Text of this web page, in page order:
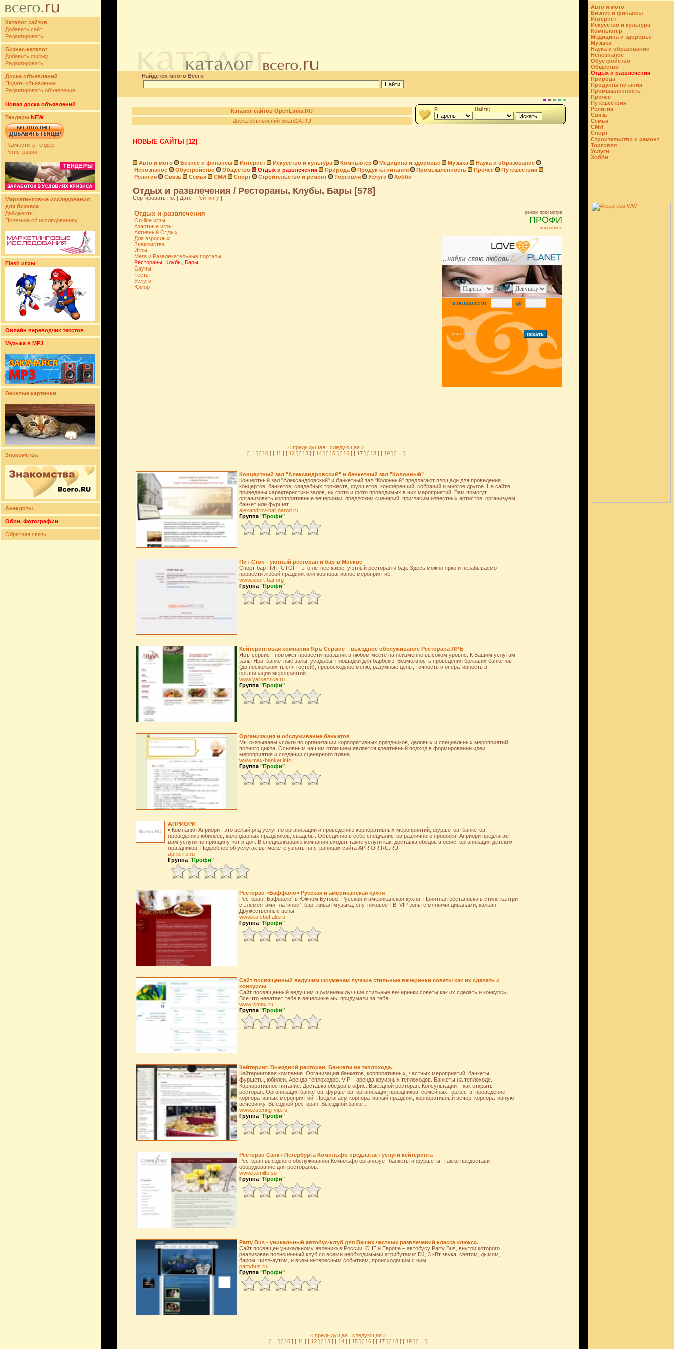
Каталог сайтов
Добавить сайт
Редактировать
Бизнес-каталог
Добавить фирму
Редактировать
Доска объявлений
Подать объявление
Редактировать объявление
Новая доска объявлений
Тендеры NEW
Разместить тендер
Регистрация
Маркетинговые исследования
для бизнеса
Дайджесты
Полезное об исследованиях
Flash игры
Онлайн переводчик текстов
Музыка в MP3
Веселые картинки
Знакомства
Анекдоты
Обои. Фотографии
Обратная связь
Авто и мото
Бизнес и финансы
Интернет
Искусство и культура
Компьютер
Медицина и здоровье
Музыка
Наука и образование
Непознаное
Обустройство
Общество
Отдых и развлечения
Природа
Продукты питания
Промышленность
Прочее
Путешествия
Религия
Связь
Семья
СМИ
Спорт
Строительство и ремонт
Торговля
Услуги
Хобби
Найдется много Всего
Каталог сайтов OpenLinks.RU
Доска объявлений Board24.RU
Я: Найти:
НОВЫЕ САЙТЫ [12]
Авто и мото Бизнес и финансы Интернет Искусство и культура Компьютер Медицина и здоровье Музыка
Наука и образование
Непознаное
Обустройство Общество Отдых и развлечения Природа Продукты питания Промышленность Прочее
Путешествия
Религия
Связь Семья СМИ Спорт Строительство и ремонт Торговля Услуги Хобби
Отдых и развлечения / Рестораны, Клубы, Бары [578]
Сортировать по: | Дате | Рейтингу|
Отдых и развлечения
On-line игры
Азартные игры
Активный Отдых
Для взрослых
Знакомства
Игры
Мега и Развлекательные порталы
Рестораны, Клубы, Бары
Сауны
Тесты
Услуги
Юмор
режим просмотра
ПРОФИ
подробнее
Я ищу
в возрасте от до
знакомства
< предыдущая
следующая >
[
] [ 10 ] [ 11 ] [ 12 ] [ 13 ] [ 14 ] [ 15 ] [ 16 ] [ 17 ] [ 18 ] [ 19 ] [ ]
Концертный зал "Александровcкий" и банкетный зал "Колонный"
Концертный зал "Александровcкий" и банкетный зал "Колонный" предлагают площади для проведения
концертов, банкетов, свадебных торжеств, фуршетов, конференций, собраний и многое другое. На сайте
приведены характеристики залов, их фото и фото проводимых в них мероприятий. Вам помогут
организовать корпоративные вечеринки, предложим сценарий, пригласим известных артистов, организуем
банкет или фуршет.
alexandrov-hall.narod.ru
Группа "Профи"
Пит-Стоп - уютный ресторан и бар в Москве
Спорт-бар ПИТ-СТОП - это летнее кафе, уютный ресторан и бар. Здесь можно ярко и незабываемо
провести любой праздник или корпоративное мероприятие.
www.sport-bar.org
Группа "Профи"
Кейтеринговая компания Яръ Сервис – выездное обслуживание Ресторана ЯРЪ
Яръ-сервис - поможет провести праздник в любом месте на неизменно высоком уровне. К Вашим услугам
залы Яра, банкетные залы, усадьбы, площадки для барбекю. Возможность проведения больших банкетов
(до нескольких тысяч гостей), превосходное меню, разумные цены, точность и оперативность в
организации мероприятий.
www.yarservice.ru
Группа "Профи"
Организация и обслуживание банкетов
Мы оказываем услуги по организации корпоративных праздников, деловых и специальных мероприятий
полного цикла. Основным нашим отличием является креативный подход в формировании идеи
мероприятия и создании сценарного плана.
www.max-banket.info
Группа "Профи"
АПРИОРИ
• Компания Априори –это целый ряд услуг по организации и проведению корпоративных мероприятий, фуршетов, банкетов,
проведению юбилеев, календарных праздников, свадьбы. Объединив в себе специалистов различного профиля, Априори предлагает
вам услуги по принципу «от и до». В специализацию компании входят такие услуги как, доставка обедов в офис, организация детских
праздников. Подробнее об услугах вы можете узнать на страницах сайта APRIORIRU.RU
aprioriru.ru
Группа "Профи"
Ресторан «Баффало» Русская и американская кухня
Ресторан “Баффало” в Южном Бутово. Русская и американская кухня. Приятная обстановка в стиле кантри
с элементами “латинос”, бар, живая музыка, спутниковое ТВ, VIP зоны с мягкими диванами, кальян.
Дружественные цены
www.kafebuffalo.ru
Группа "Профи"
Сайт посвященный ведушим шоуменам лучшие стильные вечеринки советы как их сделать и
конкурсы
Сайт посвященный ведушим шоуменам лучшие стильные вечеринки советы как их сделать и конкурсы
Все что неватает тебе в вечеринке мы придумали за тебя!
www.vjmax.ru
Группа "Профи"
Кейтеринг. Выездной ресторан. Банкеты на теплоходе.
Кейтеринговая компания. Организация банкетов, корпоративных, частных мероприятий: банкеты,
фуршеты, юбилеи. Аренда теплоходов. VIP – аренда круизных теплоходов. Банкеты на теплоходе.
Корпоративное питание. Доставка обедов в офис. Выездной ресторан. Консультации – как открыть
ресторан. Организация банкетов, фуршетов, организация праздников, семейных торжеств, проведение
корпоративных мероприятий. Предлагаем корпоративный праздник, корпоративный вечер, корпоративную
вечеринку. Выездной ресторан. Выездной банкет.
www.catering-vip.ru
Группа "Профи"
Ресторан Санкт-Петербурга Комильфо предлагает услуги кейтеринга
Ресторан выездного обслуживания Комильфо организует банкеты и фуршеты. Также предоставит
оборудование для ресторанов.
www.komilfo.su
Группа "Профи"
Party Bus - уникальный автобус-клуб для Ваших частных развлечений класса «люкс».
Сайт посвящен уникальному явлению в России, СНГ и Европе – автобусу Party Bus, внутри которого
реализован полноценный клуб со всеми необходимыми атрибутами: DJ, 3 кВт звука, светом, дымом,
баром, чилл-аутом, и всем интересным событиям, происходящим с ним.
partybus.ru
Группа "Профи"
< предыдущая
следующая >
[
] [ 10 ] [ 11 ] [ 12 ] [ 13 ] [ 14 ] [ 15 ] [ 16 ] [ 17 ] [ 18 ] [ 19 ] [ ]